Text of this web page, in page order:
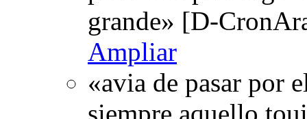
grande» [D-
Ampliar
«avia de pasar por
siempre aquello